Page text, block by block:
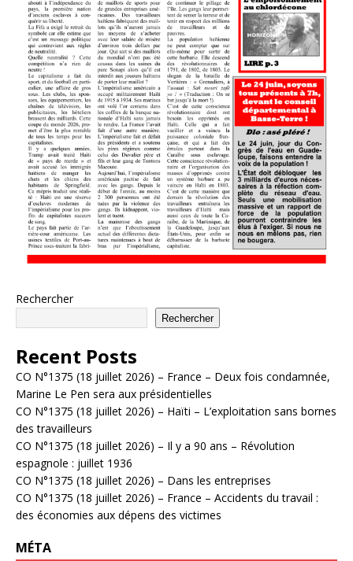
Rechercher
Rechercher
Recent Posts
CO N°1375 (18 juillet 2026) – France – Deux fois condamnée,
Marine Le Pen sera aux présidentielles
CO N°1375 (18 juillet 2026) – Haïti – L’exploitation sans bornes
des travailleurs
CO N°1375 (18 juillet 2026) – Il y a 90 ans – Révolution
espagnole : juillet 1936
CO N°1375 (18 juillet 2026) – Dans les entreprises
CO N°1375 (18 juillet 2026) – France – Accidents du travail :
des économies aux dépens des victimes
MÉTA